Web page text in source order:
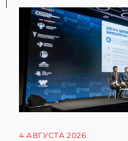
4 АВГУСТА 2026